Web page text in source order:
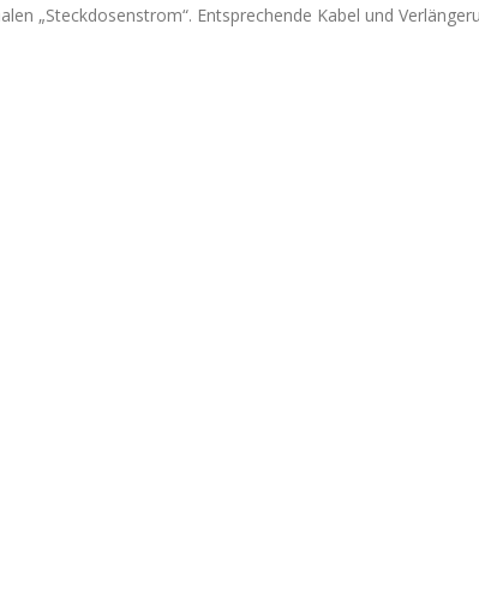
„Steckdosenstrom“. Entsprechende Kabel und